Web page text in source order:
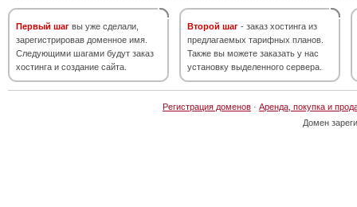
Первый шаг вы уже сделали,
зарегистрировав доменное имя.
Следующими шагами будут заказ
хостинга и создание сайта.
Второй шаг - заказ хостинга из
предлагаемых тарифных планов.
Также вы можете заказать у нас
установку выделенного сервера.
Регистрация доменов · Аренда, покупка и
Домен